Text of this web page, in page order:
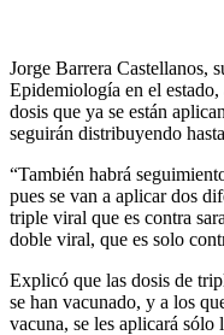
Jorge Barrera Castellanos,
Epidemiología en el
dosis que ya se están
seguirán distribuyendo
“También habrá
pues se van a aplicar dos
triple viral que es contra
doble viral, que es solo
Explicó que las dosis de
se han vacunado, y a los
vacuna, se les aplicará sólo